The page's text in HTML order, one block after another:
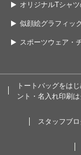
オリジナルTシャ
似顔絵グラフィッ
スポーツウェア・
トートバッグをは
ント・名入れ印刷
スタッフブ